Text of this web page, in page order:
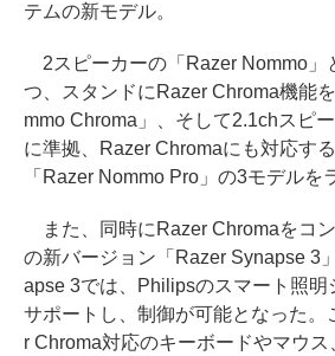
テムの新モデル。
2スピーカーの「Razer Nommo」
つ、スタンドにRazer Chroma機能
mmo Chroma」、そして2.1chスピ
に準拠、Razer Chromaにも対応す
「Razer Nommo Pro」の3モデルを
また、同時にRazer Chromaをコ
の新バージョン「Razer Synapse 3
apse 3では、Philipsのスマート照明
サポートし、制御が可能となった。
r Chroma対応のキーボードやマウス